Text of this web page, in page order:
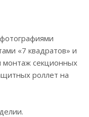
«7 квадратов» и
монтаж секционных
роллет на